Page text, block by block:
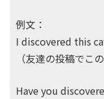
例文：
I discovered this
（友達の投稿でこ
Have you